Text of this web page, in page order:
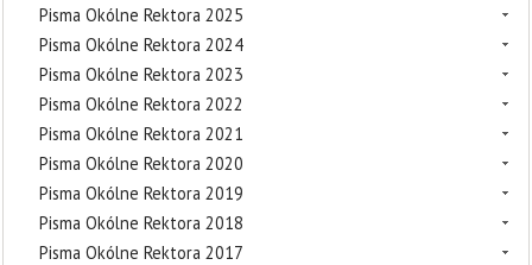
Pisma Okólne Rektora 2025
Pisma Okólne Rektora 2024
Pisma Okólne Rektora 2023
Pisma Okólne Rektora 2022
Pisma Okólne Rektora 2021
Pisma Okólne Rektora 2020
Pisma Okólne Rektora 2019
Pisma Okólne Rektora 2018
Pisma Okólne Rektora 2017